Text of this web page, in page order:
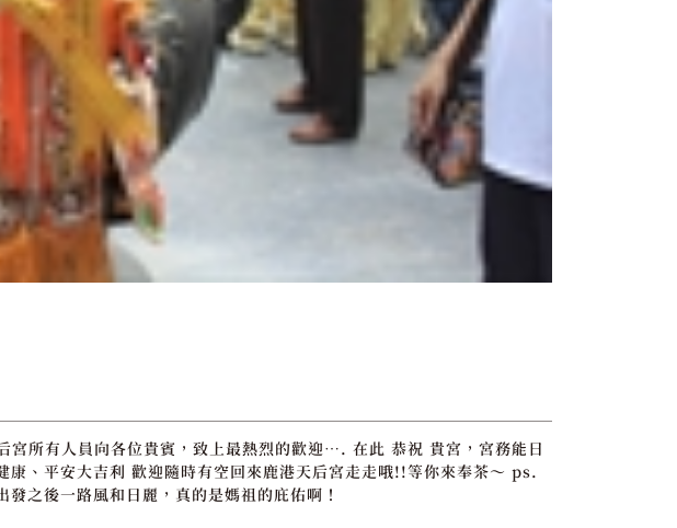
所有人員向各位貴賓，致上最熱烈的歡迎…. 在此 恭祝 貴宮，宮務能日
康、平安大吉利 歡迎隨時有空回來鹿港天后宮走走哦!!等你來奉茶～ ps.
之後一路風和日麗，真的是媽祖的庇佑啊！